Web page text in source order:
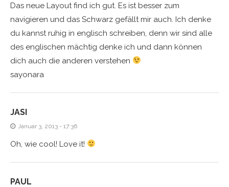
Das neue Layout find ich gut. Es ist besser zum
navigieren und das Schwarz gefällt mir auch. Ich denke
du kannst ruhig in englisch schreiben, denn wir sind alle
des englischen mächtig denke ich und dann können
dich auch die anderen verstehen
sayonara
JASI
Januar 3, 2013 - 17:36
Oh, wie cool! Love it!
PAUL